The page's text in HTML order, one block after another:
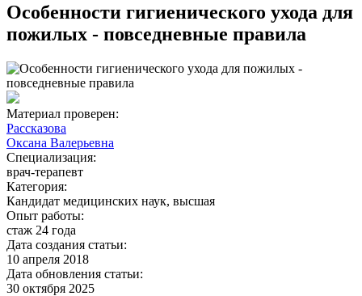
Особенности гигиенического ухода для
пожилых - повседневные правила
Материал проверен:
Рассказова
Оксана Валерьевна
Специализация:
врач-терапевт
Категория:
Кандидат медицинских наук, высшая
Опыт работы:
стаж 24 года
Дата создания статьи:
10 апреля 2018
Дата обновления статьи:
30 октября 2025